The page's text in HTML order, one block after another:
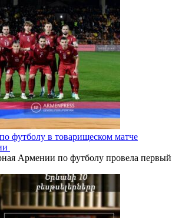
футболу в товарищеском матче
Армении по футболу провела первый